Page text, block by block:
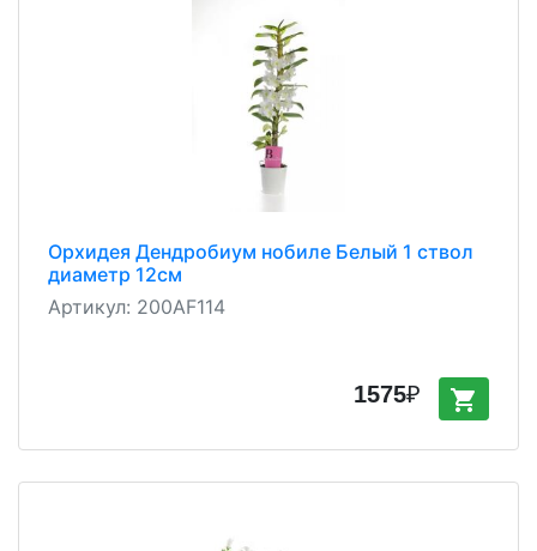
Орхидея Дендробиум нобиле Белый 1 ствол
диаметр 12см
Артикул: 200AF114
1575₽ shopping_cart